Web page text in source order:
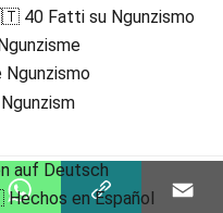
40 Fatti su Ngunzismo
auf Deutsch
en Español